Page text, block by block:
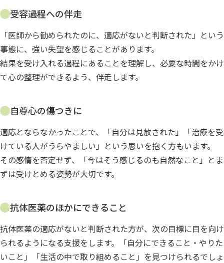
受容過程への伴走
「医師から勧められたのに、適応がないと判断された」という
事態に、強い失望を感じることがあります。
結果を受け入れる過程にあることを理解し、必要な時間をかけ
て心の整理ができるよう、伴走します。
自尊心の傷つきに
適応とならなかったことで、「自分は見放された」「治療を受
けている人がうらやましい」という思いを抱く方もいます。
その感情を否定せず、「今はそう感じるのも自然なこと」とま
ずは受けとめる姿勢が大切です。
抗体医薬のほかにできること
抗体医薬の適応がないと判断された方が、次の目標に目を向け
られるようになる支援をします。「自分にできること・やりた
いこと」「生活の中で取り組めること」を見つけられるでしょ